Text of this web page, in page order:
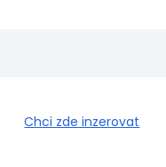
Chci zde inzerovat